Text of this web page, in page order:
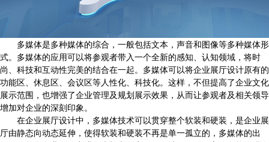
多媒体是多种媒体的综合，一般包括文本，声音和图像等多种媒体形
式。多媒体的应用可以将参观者带入一个全新的感知、认知领域，将时
尚、科技和互动性完美的结合在一起。多媒体可以将企业展厅设计原有的
功能区、休息区、会议区等人性化、科技化。这样，不但提高了企业文化
展示范围，也增强了企业管理及规划展示效果，从而让参观者及相关领导
增加对企业的深刻印象。
在企业展厅设计中，多媒体技术可以贯穿整个软装和硬装，是企业展
厅由静态向动态延伸，使得软装和硬装不再是单一孤立的，多媒体的出